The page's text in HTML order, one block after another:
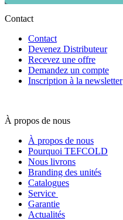
Contact
Contact
Devenez Distributeur
Recevez une offre
Demandez un compte
Inscription à la newsletter
À propos de nous
À propos de nous
Pourquoi TEFCOLD
Nous livrons
Branding des unités
Catalogues
Service
Garantie
Actualités